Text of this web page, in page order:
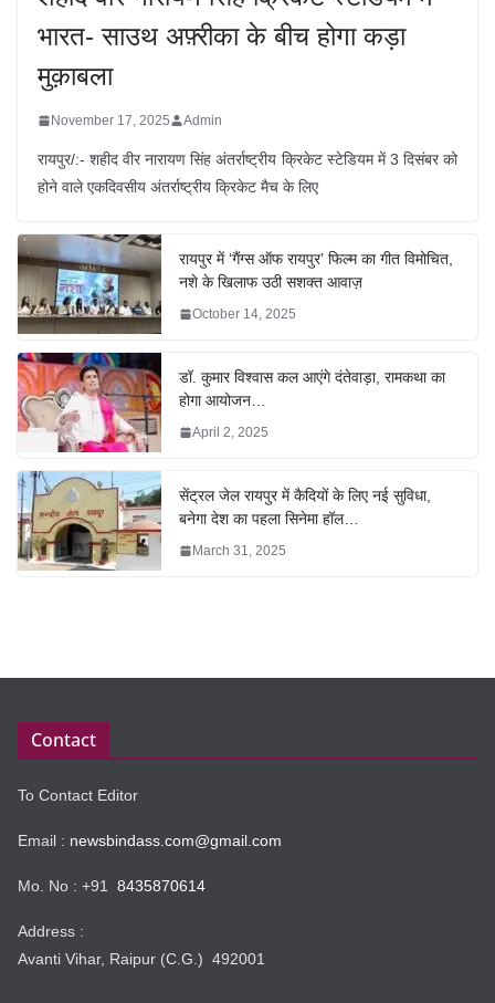
भारत- साउथ अफ़्रीका के बीच होगा कड़ा
मुक़ाबला
November 17, 2025 Admin
रायपुर/:- शहीद वीर नारायण सिंह अंतर्राष्ट्रीय क्रिकेट स्टेडियम में 3 दिसंबर को
होने वाले एकदिवसीय अंतर्राष्ट्रीय क्रिकेट मैच के लिए
रायपुर में ‘गैंग्स ऑफ रायपुर’ फिल्म का गीत विमोचित,
नशे के खिलाफ उठी सशक्त आवाज़
October 14, 2025
डॉ. कुमार विश्वास कल आएंगे दंतेवाड़ा, रामकथा का
होगा आयोजन…
April 2, 2025
सेंट्रल जेल रायपुर में कैदियों के लिए नई सुविधा,
बनेगा देश का पहला सिनेमा हॉल…
March 31, 2025
Contact
To Contact Editor
Email : newsbindass.com@gmail.com
Mo. No : +91 8435870614
Address :
Avanti Vihar, Raipur (C.G.) 492001